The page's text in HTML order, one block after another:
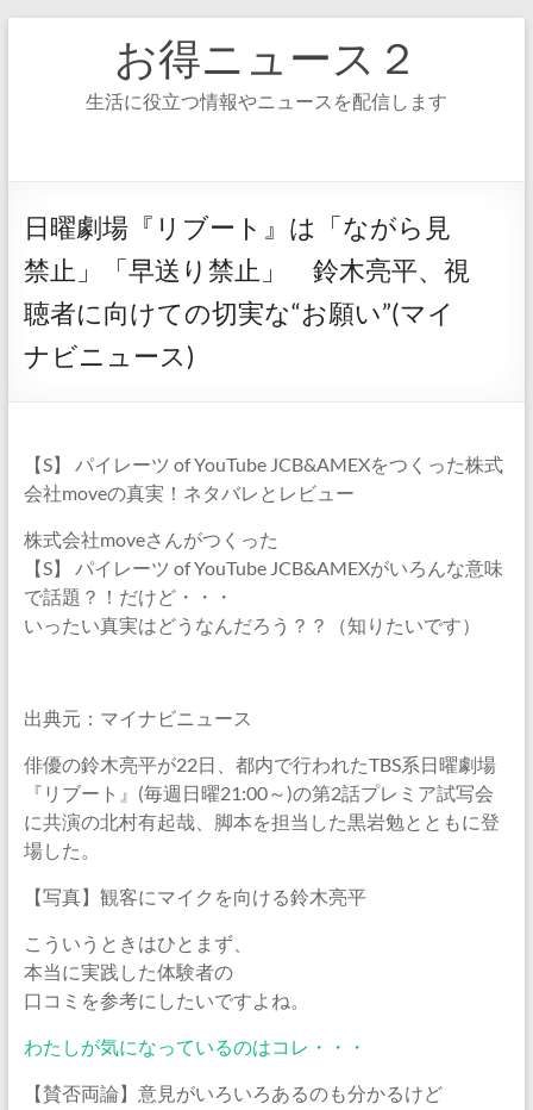
お得ニュース２
生活に役立つ情報やニュースを配信します
日曜劇場『リブート』は「ながら見
禁止」「早送り禁止」 鈴木亮平、視
聴者に向けての切実な“お願い”(マイ
ナビニュース)
【S】 パイレーツ of YouTube JCB&AMEXをつくった株式
会社moveの真実！ネタバレとレビュー
株式会社moveさんがつくった
【S】 パイレーツ of YouTube JCB&AMEXがいろんな意味
で話題？！だけど・・・
いったい真実はどうなんだろう？？（知りたいです）
出典元：マイナビニュース
俳優の鈴木亮平が22日、都内で行われたTBS系日曜劇場
『リブート』(毎週日曜21:00～)の第2話プレミア試写会
に共演の北村有起哉、脚本を担当した黒岩勉とともに登
場した。
【写真】観客にマイクを向ける鈴木亮平
こういうときはひとまず、
本当に実践した体験者の
口コミを参考にしたいですよね。
わたしが気になっているのはコレ・・・
【賛否両論】意見がいろいろあるのも分かるけど